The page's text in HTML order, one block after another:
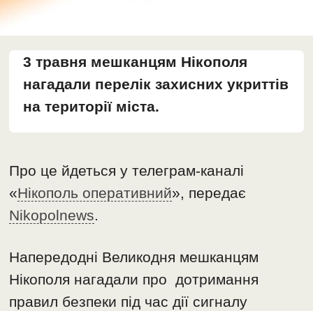
3 травня мешканцям Нікополя
нагадали перелік захисних укриттів
на території міста.
Про це йдеться у телеграм-каналі
«Нікополь оперативний», передає
Nikopolnews.
Напередодні Великодня мешканцям
Нікополя нагадали про дотримання
правил безпеки під час дії сигналу